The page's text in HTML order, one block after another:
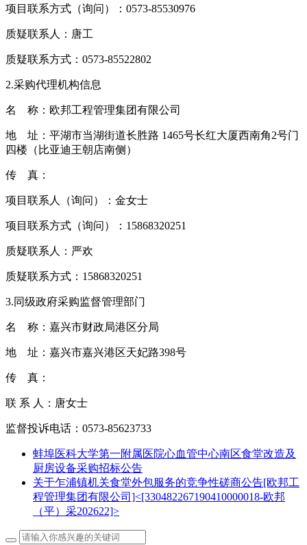
项目联系方式（询问）：0573-85530976
质疑联系人：唐工
质疑联系方式：0573-85522802
2.采购代理机构信息
名 称：欧邦工程管理集团有限公司
地 址：平湖市当湖街道长胜路 1465号长红大厦西南角2号门
四楼（比亚迪王朝店南侧）
传 真：
项目联系人（询问）：金女士
项目联系方式（询问）：15868320251
质疑联系人：严欢
质疑联系方式：15868320251
3.同级政府采购监督管理部门
名 称：嘉兴市财政局港区分局
地 址：嘉兴市嘉兴港区天妃路398号
传 真：
联 系 人：唐女士
监督投诉电话：0573-85623733
蚌埠医科大学第一附属医院心血管中心南区食堂改造及
厨房设备采购招标公告
关于乍浦镇机关食堂外包服务的竞争性磋商公告[欧邦工
程管理集团有限公司]<[330482267190410000018-欧邦
（平）采202622]>